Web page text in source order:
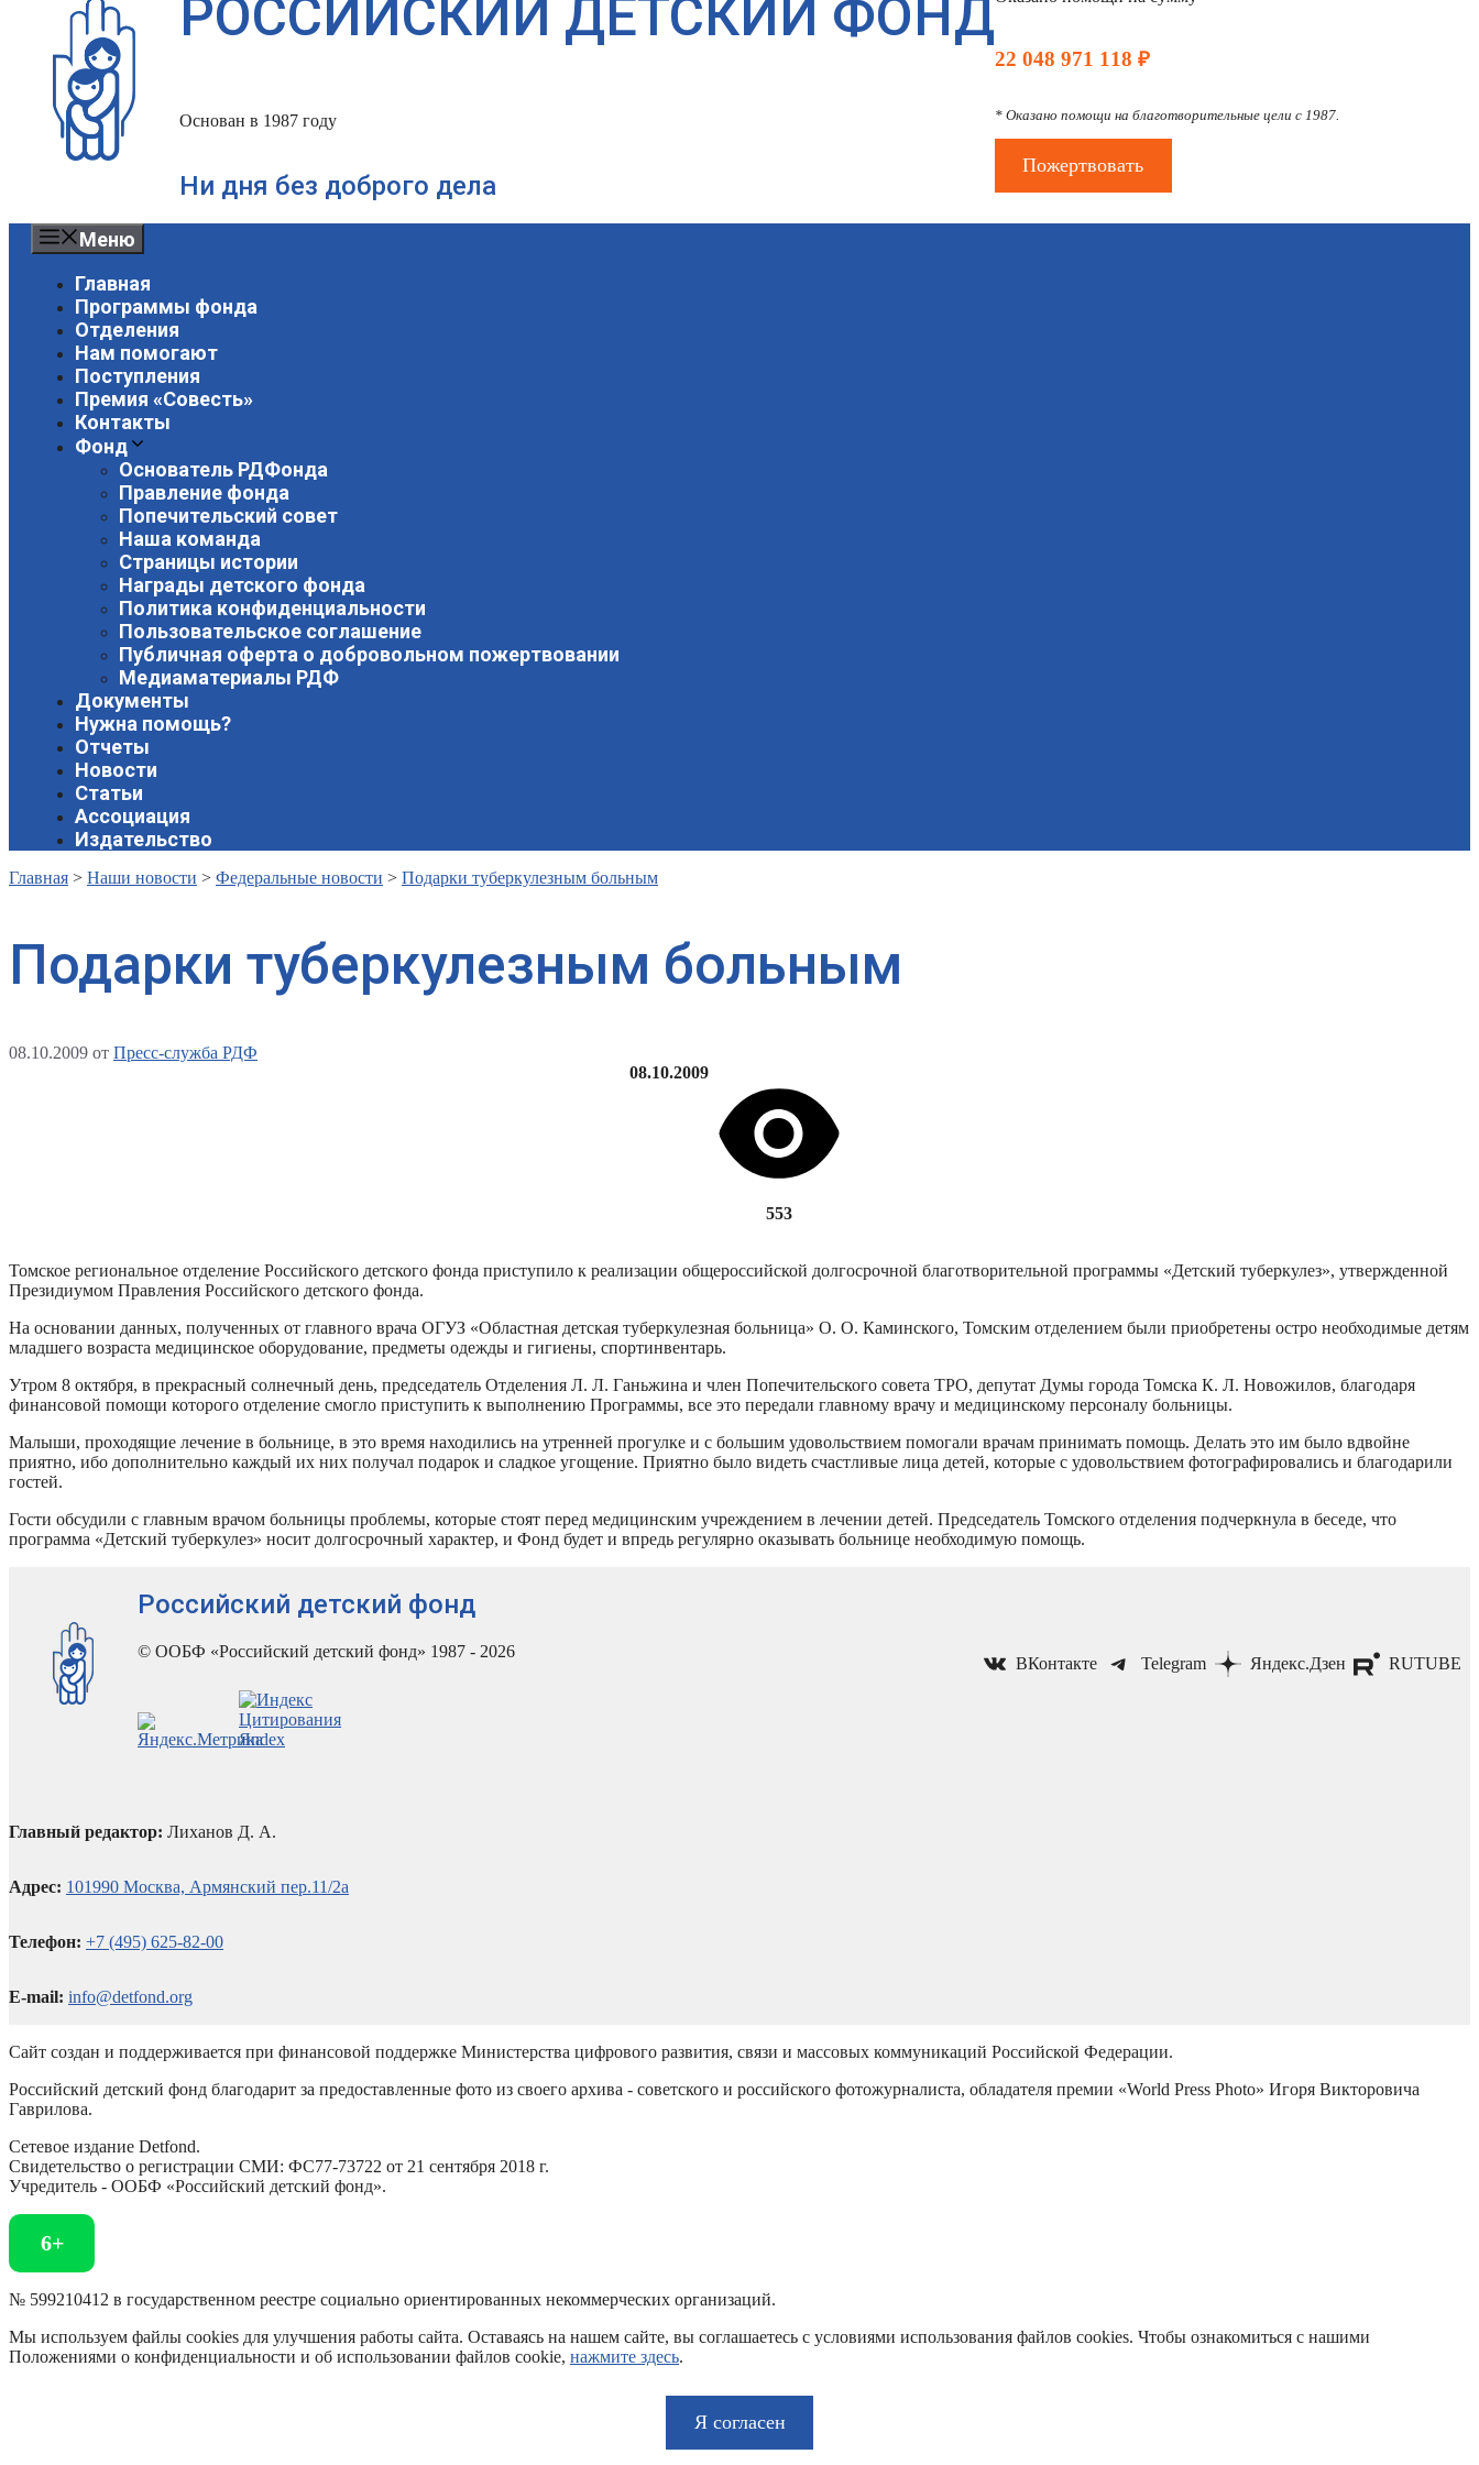
РОССИЙСКИЙ ДЕТСКИЙ ФОНД
Основан в 1987 году
Ни дня без доброго дела
22 048 971 118 ₽
* Оказано помощи на благотворительные цели с 1987.
Пожертвовать
Меню
Главная
Программы фонда
Отделения
Нам помогают
Поступления
Премия «Совесть»
Контакты
Фонд
Основатель РДФонда
Правление фонда
Попечительский совет
Наша команда
Страницы истории
Награды детского фонда
Политика конфиденциальности
Пользовательское соглашение
Публичная оферта о добровольном пожертвовании
Медиаматериалы РДФ
Документы
Нужна помощь?
Отчеты
Новости
Статьи
Ассоциация
Издательство
Главная > Наши новости > Федеральные новости > Подарки туберкулезным больным
Подарки туберкулезным больным
08.10.2009 от Пресс-служба РДФ
08.10.2009
553
Томское региональное отделение Российского детского фонда приступило к реализации общероссийской долгосрочной благотворительной программы «Детский туберкулез», утвержденной
Президиумом Правления Российского детского фонда.
На основании данных, полученных от главного врача ОГУЗ «Областная детская туберкулезная больница» О. О. Каминского, Томским отделением были приобретены остро необходимые детям
младшего возраста медицинское оборудование, предметы одежды и гигиены, спортинвентарь.
Утром 8 октября, в прекрасный солнечный день, председатель Отделения Л. Л. Ганьжина и член Попечительского совета ТРО, депутат Думы города Томска К. Л. Новожилов, благодаря
финансовой помощи которого отделение смогло приступить к выполнению Программы, все это передали главному врачу и медицинскому персоналу больницы.
Малыши, проходящие лечение в больнице, в это время находились на утренней прогулке и с большим удовольствием помогали врачам принимать помощь. Делать это им было вдвойне
приятно, ибо дополнительно каждый их них получал подарок и сладкое угощение. Приятно было видеть счастливые лица детей, которые с удовольствием фотографировались и благодарили
гостей.
Гости обсудили с главным врачом больницы проблемы, которые стоят перед медицинским учреждением в лечении детей. Председатель Томского отделения подчеркнула в беседе, что
программа «Детский туберкулез» носит долгосрочный характер, и Фонд будет и впредь регулярно оказывать больнице необходимую помощь.
Российский детский фонд
© ООБФ «Российский детский фонд» 1987 - 2026
ВКонтакте Telegram Яндекс.Дзен RUTUBE
Главный редактор: Лиханов Д. А.
Адрес: 101990 Москва, Армянский пер.11/2а
Телефон: +7 (495) 625-82-00
E-mail: info@detfond.org
Сайт создан и поддерживается при финансовой поддержке Министерства цифрового развития, связи и массовых коммуникаций Российской Федерации.
Российский детский фонд благодарит за предоставленные фото из своего архива - советского и российского фотожурналиста, обладателя премии «World Press Photo» Игоря Викторовича
Гаврилова.
Сетевое издание Detfond.
Свидетельство о регистрации СМИ: ФС77-73722 от 21 сентября 2018 г.
Учредитель - ООБФ «Российский детский фонд».
6+
№ 599210412 в государственном реестре социально ориентированных некоммерческих организаций.
Мы используем файлы cookies для улучшения работы сайта. Оставаясь на нашем сайте, вы соглашаетесь с условиями использования файлов cookies. Чтобы ознакомиться с нашими
Положениями о конфиденциальности и об использовании файлов cookie, нажмите здесь.
Я согласен